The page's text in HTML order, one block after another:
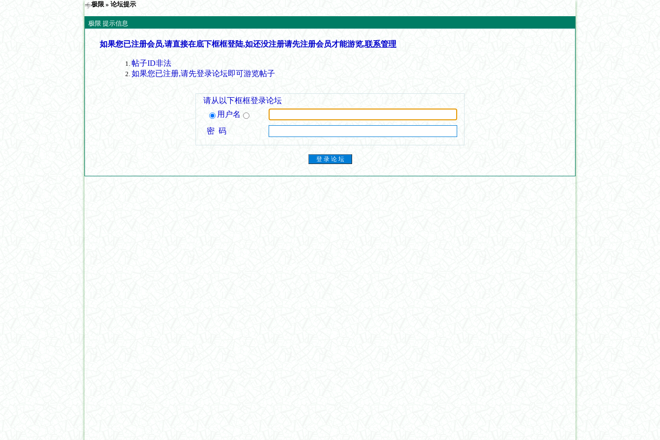
极限 » 论坛提示
极限 提示信息
如果您已注册会员,请直接在底下框框登陆,如还没注册请先注册会员才能游览,联系管理
帖子ID非法
如果您已注册,请先登录论坛即可游览帖子
请从以下框框登录论坛
用户名
密 码